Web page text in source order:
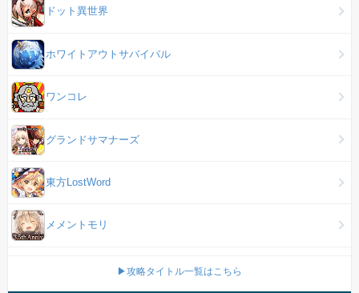
ドット異世界
ホワイトアウトサバイバル
ワンコレ
グランドサマナーズ
東方LostWord
メメントモリ
▶攻略タイトル一覧はこちら